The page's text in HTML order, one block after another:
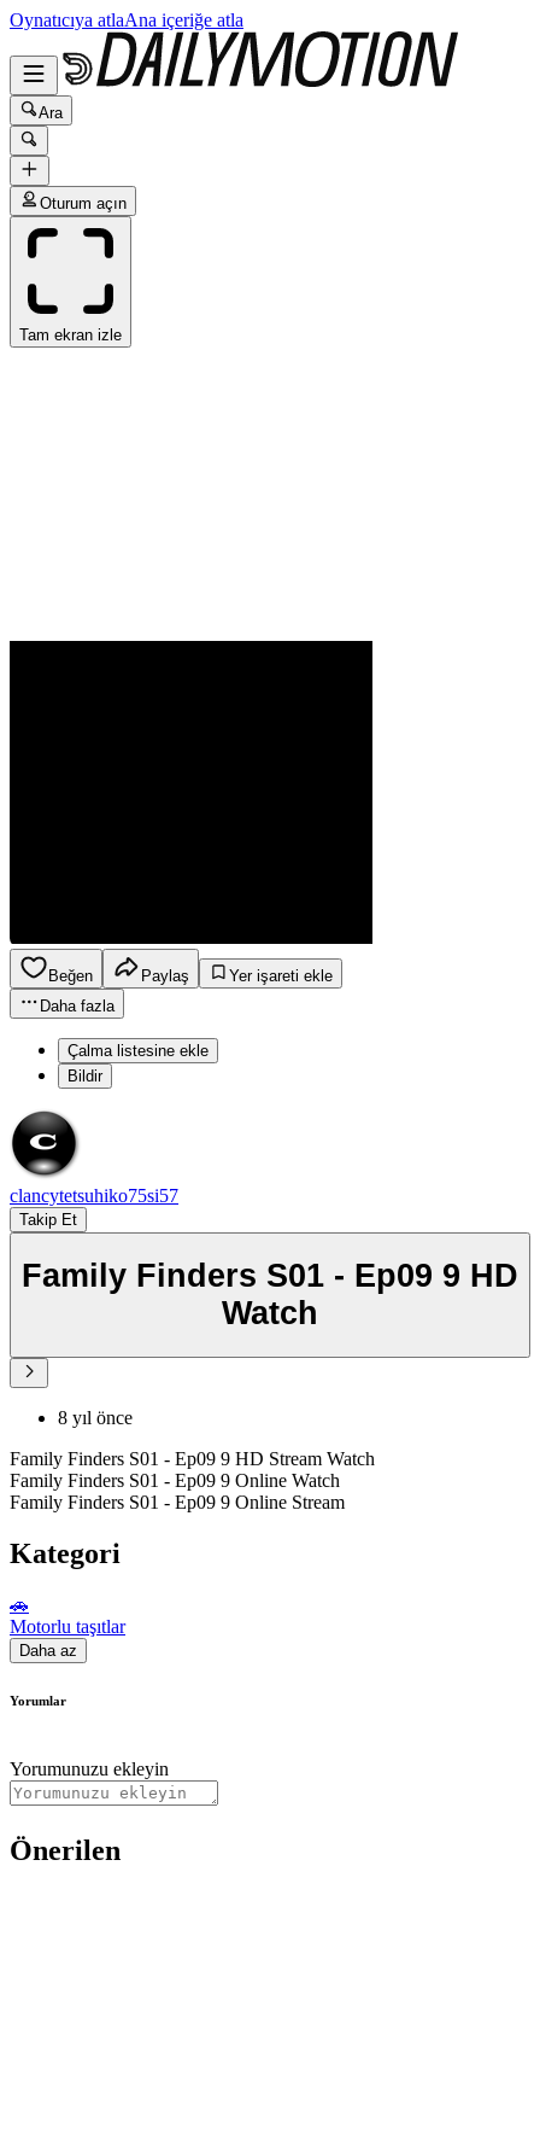
Oynatıcıya atlaAna içeriğe atla
Ara
Oturum açın
Tam ekran izle
Beğen Paylaş
Yer işareti ekle
Daha fazla
Çalma listesine ekle
Bildir
clancytetsuhiko75si57
Takip Et
Family Finders S01 - Ep09 9 HD
Watch
8 yıl önce
Family Finders S01 - Ep09 9 HD Stream Watch
Family Finders S01 - Ep09 9 Online Watch
Family Finders S01 - Ep09 9 Online Stream
Kategori
🚗
Motorlu taşıtlar
Daha az
Yorumlar
Yorumunuzu ekleyin
Önerilen